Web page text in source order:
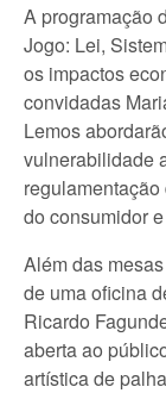
A programação
Jogo: Lei,
os impactos
convidadas
Lemos
vulnerabilidade
do consumidor
Além das
de uma oficina
Ricardo
aberta ao
artística de